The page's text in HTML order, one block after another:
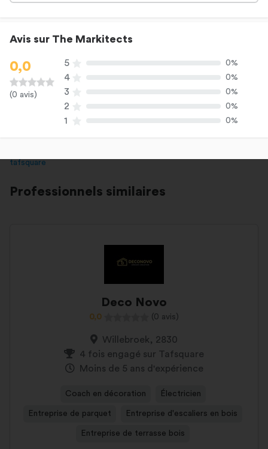
Avis sur The Markitects
0,0
(0 avis)
5 0%
4 0%
3 0%
2 0%
1 0%
tafsquare
Professionnels similaires
Deco Novo
0,0 (0 avis)
Willebroek, 2830
4 fois engagé sur Tafsquare
Moins de 5 ans d'expérience
Coach en décoration Électricien
Entreprise de parquet Entreprise d'escaliers en bois
Entreprise de terrasse bois